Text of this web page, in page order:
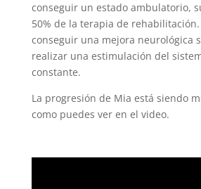
conseguir un estado ambulatorio,
50% de la terapia de
conseguir una mejora neurológica
realizar una estimulación del
constante.
La progresión de Mia está siendo
como puedes ver en el video.